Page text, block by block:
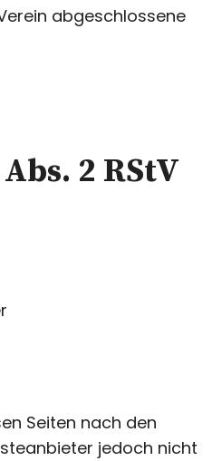
abgeschlossene
2 RStV
Seiten nach den
jedoch nicht